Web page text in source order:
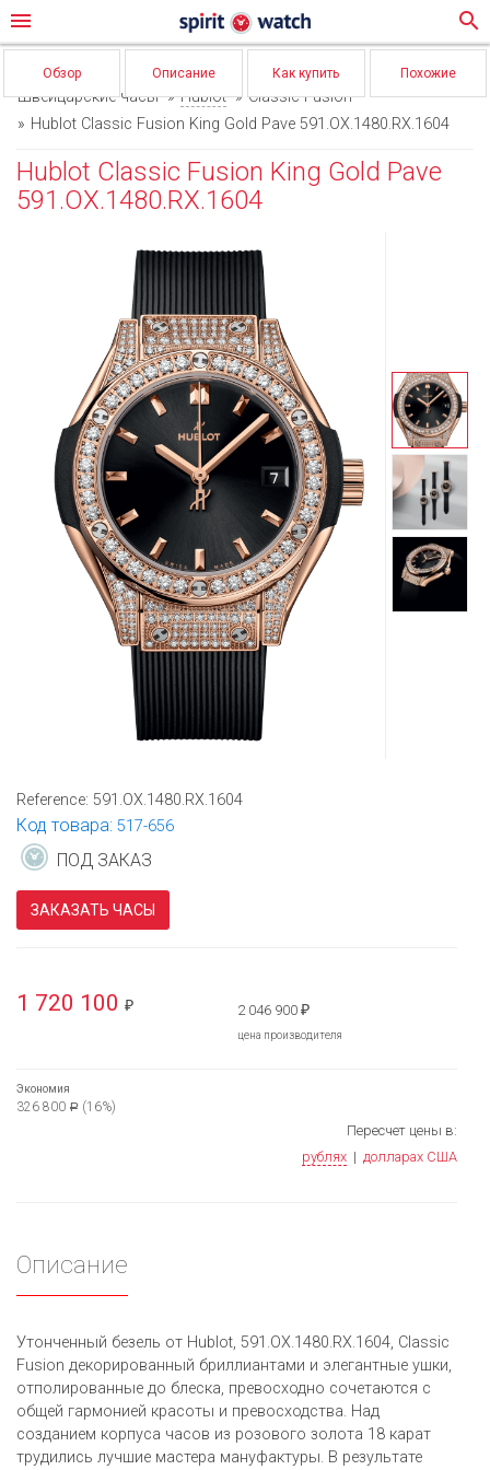
menu search
Обзор Описание Как купить Похожие
Швейцарские часы Hublot
Classic Fusion
Hublot Classic Fusion King Gold Pave 591.OX.1480.RX.1604
Hublot Classic Fusion King Gold Pave
591.OX.1480.RX.1604
Reference: 591.OX.1480.RX.1604
Код товара: 517-656
ПОД ЗАКАЗ
ЗАКАЗАТЬ ЧАСЫ
1 720 100 ₽ 2 046 900 ₽
цена производителя
Экономия
326 800 Р (16%)
Пересчет цены в:
рублях | долларах США
Описание
Утонченный безель от Hublot, 591.OX.1480.RX.1604, Classic
Fusion декорированный бриллиантами и элегантные ушки,
отполированные до блеска, превосходно сочетаются с
общей гармонией красоты и превосходства. Над
созданием корпуса часов из розового золота 18 карат
трудились лучшие мастера мануфактуры. В результате